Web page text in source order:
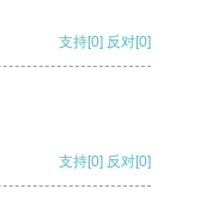
支持[0] 反对[0]
支持[0] 反对[0]